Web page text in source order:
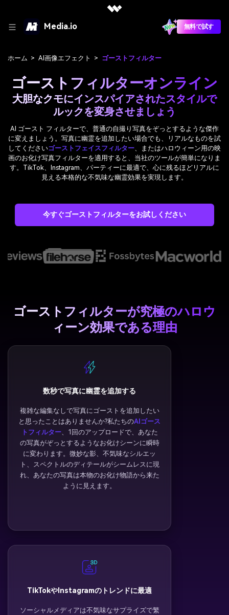
Media.io 無料で試す
ホーム > AI画像エフェクト > ゴーストフィルター
ゴーストフィルターオンライン
大胆なクモにインスパイアされたスタイルで
ルックを変身させましょう
AI ゴースト フィルターで、普通の自撮り写真をぞっとするような傑作
に変えましょう。写真に幽霊を追加したい場合でも、リアルなものを試
してくださいゴーストフェイスフィルター 、またはハロウィーン用の映
画のお化け写真フィルターを適用すると、当社のツールが簡単になりま
す。TikTok、Instagram、パーティーに最適で、心に残るほどリアルに
見える本格的な不気味な幽霊効果を実現します。
今すぐゴーストフィルターをお試しください
ゴーストフィルターが究極のハロウ
ィーン効果である理由
数秒で写真に幽霊を追加する
複雑な編集なしで写真にゴーストを追加したい
と思ったことはありませんか?私たちのAIゴース
トフィルター、1回のアップロードで、あなた
の写真がぞっとするようなお化けシーンに瞬時
に変わります。微妙な影、不気味なシルエッ
ト、スペクトルのディテールがシームレスに現
れ、あなたの写真は本物のお化け物語から来た
ように見えます。
TikTokやInstagramのトレンドに最適
ソーシャルメディアは不気味なサプライズで繁